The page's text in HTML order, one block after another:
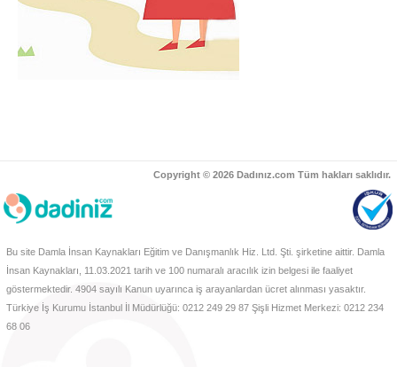
Copyright © 2026 Dadınız.com Tüm hakları saklıdır.
Bu site Damla İnsan Kaynakları Eğitim ve Danışmanlık Hiz. Ltd. Şti. şirketine aittir. Damla
İnsan Kaynakları, 11.03.2021 tarih ve 100 numaralı aracılık izin belgesi ile faaliyet
göstermektedir. 4904 sayılı Kanun uyarınca iş arayanlardan ücret alınması yasaktır.
Türkiye İş Kurumu İstanbul İl Müdürlüğü: 0212 249 29 87 Şişli Hizmet Merkezi: 0212 234
68 06